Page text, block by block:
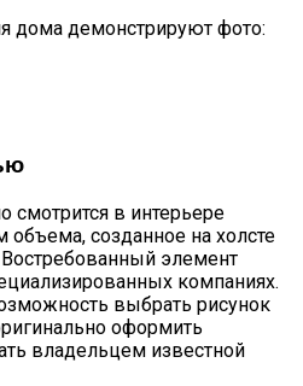
дома демонстрируют фото:
смотрится в интерьере
созданное на холсте
элемент
компаниях.
выбрать рисунок
оформить
владельцем известной